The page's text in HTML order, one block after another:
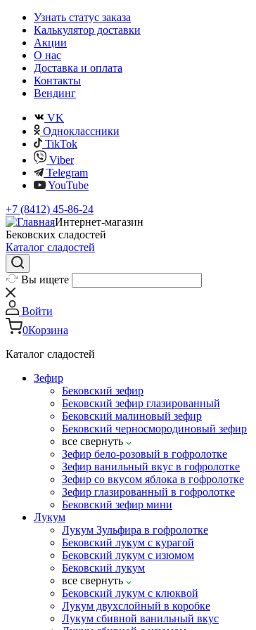
Узнать статус заказа
Калькулятор доставки
Акции
О нас
Доставка и оплата
Контакты
Вендинг
VK
Одноклассники
TikTok
Viber
Telegram
YouTube
+7 (8412) 45-86-24
Интернет-магазин
Бековских сладостей
Каталог сладостей
Вы ищете
Войти
0Корзина
Каталог сладостей
Зефир
Бековский зефир
Бековский зефир глазированный
Бековский малиновый зефир
Бековский черносмородиновый зефир
все свернуть
Зефир бело-розовый в гофролотке
Зефир ванильный вкус в гофролотке
Зефир со вкусом яблока в гофролотке
Зефир глазированный в гофролотке
Бековский зефир мини
Лукум
Лукум Зульфира в гофролотке
Бековский лукум с курагой
Бековский лукум с изюмом
Бековский лукум
все свернуть
Бековский лукум с клюквой
Лукум двухслойный в коробке
Лукум сбивной ванильный вкус